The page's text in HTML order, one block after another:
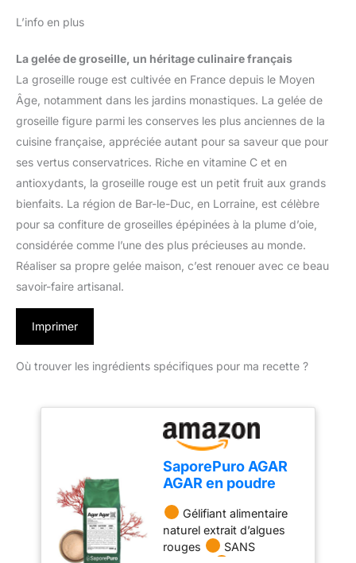
L’info en plus
La gelée de groseille, un héritage culinaire français
La groseille rouge est cultivée en France depuis le Moyen
Âge, notamment dans les jardins monastiques. La gelée de
groseille figure parmi les conserves les plus anciennes de la
cuisine française, appréciée autant pour sa saveur que pour
ses vertus conservatrices. Riche en vitamine C et en
antioxydants, la groseille rouge est un petit fruit aux grands
bienfaits. La région de Bar-le-Duc, en Lorraine, est célèbre
pour sa confiture de groseilles épépinées à la plume d’oie,
considérée comme l’une des plus précieuses au monde.
Réaliser sa propre gelée maison, c’est renouer avec ce beau
savoir-faire artisanal.
Imprimer
Où trouver les ingrédients spécifiques pour ma recette ?
SaporePuro AGAR
AGAR en poudre
naturel SANS
GLUTEN – Idéal
pour la cuisine
Gélifiant alimentaire
naturel extrait d’algues
rouges
SANS